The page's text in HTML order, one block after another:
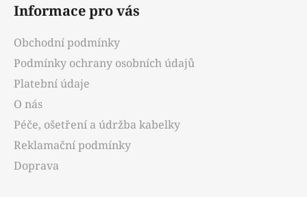
Informace pro vás
Obchodní podmínky
Podmínky ochrany osobních údajů
Platební údaje
O nás
Péče, ošetření a údržba kabelky
Reklamační podmínky
Doprava